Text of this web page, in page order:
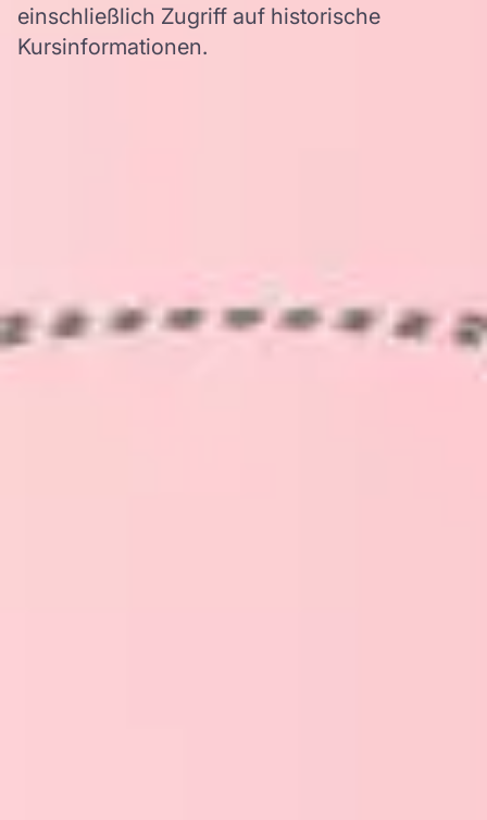
einschließlich Zugriff auf historische
Kursinformationen.